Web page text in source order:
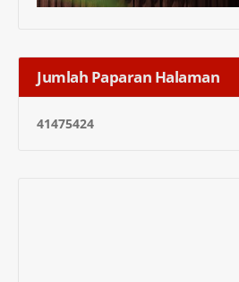
Jumlah Paparan Halaman
41475424